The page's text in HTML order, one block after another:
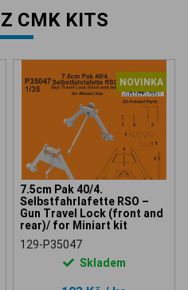
CMK KITS
NOVINKA
7.5cm Pak 40/4.
Selbstfahrlafette RSO –
Gun Travel Lock (front and
rear)/ for Miniart kit
129-P35047
Skladem